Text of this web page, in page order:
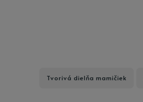
Tvorivá dielňa mamičiek